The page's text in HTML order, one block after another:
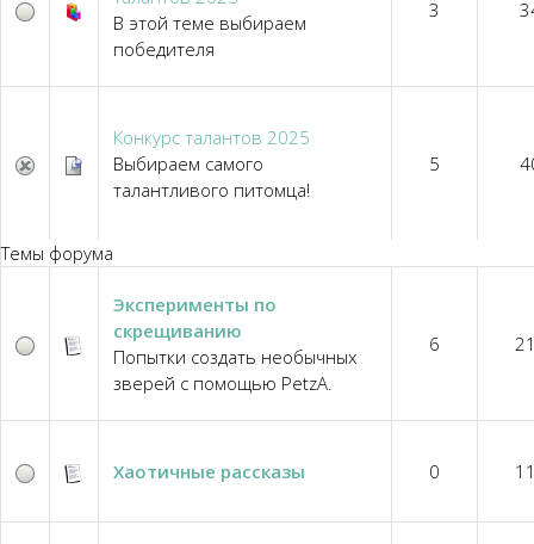
В этой теме выбираем
победителя
3
Конкурс талантов 2025
Выбираем самого
талантливого питомца!
5
Темы форума
Эксперименты по
скрещиванию
Попытки создать необычных
зверей с помощью PetzA.
6
Хаотичные рассказы 0